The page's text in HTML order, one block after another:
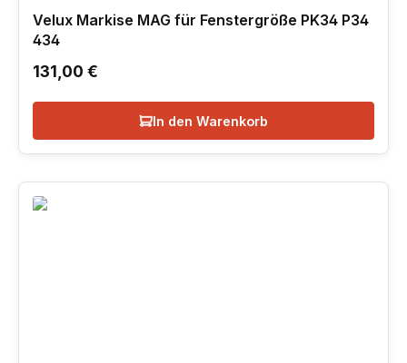
Velux Markise MAG für Fenstergröße PK34 P34
434
Regulärer Preis:
131,00 €
In den Warenkorb